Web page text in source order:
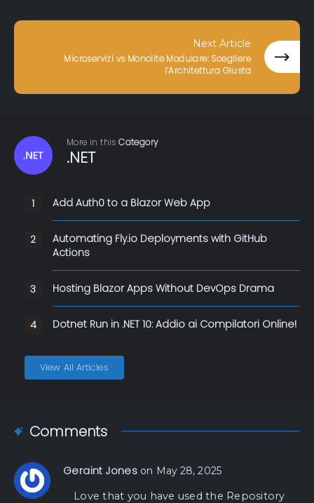
Next Article
Microservizi vs Monolite Modulare: Scegliere
l’Architettura Giusta
More in thisCategory
.NET
.NET
1 Add Auth0 to a Blazor Web App
2
Automating Fly.io Deployments with GitHub
Actions
3 Hosting Blazor Apps Without DevOps Drama
4 Dotnet Run in .NET 10: Addio ai Compilatori Online!
View All Articles
Comments
Geraint Jones on May 28, 2025
Love that you have used the Repository